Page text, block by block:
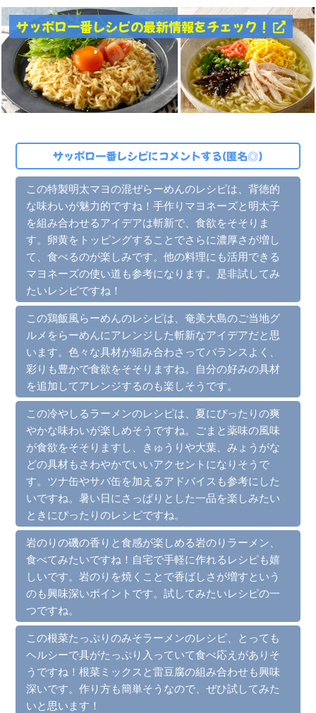
サッポロ一番レシピの最新情報をチェック！
サッポロ一番レシピにコメントする(匿名◎)
この特製明太マヨの混ぜらーめんのレシピは、背徳的
な味わいが魅力的ですね！手作りマヨネーズと明太子
を組み合わせるアイデアは斬新で、食欲をそそりま
す。卵黄をトッピングすることでさらに濃厚さが増し
て、食べるのが楽しみです。他の料理にも活用できる
マヨネーズの使い道も参考になります。是非試してみ
たいレシピですね！
この鶏飯風らーめんのレシピは、奄美大島のご当地グ
ルメをらーめんにアレンジした斬新なアイデアだと思
います。色々な具材が組み合わさってバランスよく、
彩りも豊かで食欲をそそりますね。自分の好みの具材
を追加してアレンジするのも楽しそうです。
この冷やしるラーメンのレシピは、夏にぴったりの爽
やかな味わいが楽しめそうですね。ごまと薬味の風味
が食欲をそそりますし、きゅうりや大葉、みょうがな
どの具材もさわやかでいいアクセントになりそうで
す。ツナ缶やサバ缶を加えるアドバイスも参考にした
いですね。暑い日にさっぱりとした一品を楽しみたい
ときにぴったりのレシピですね。
岩のりの磯の香りと食感が楽しめる岩のりラーメン、
食べてみたいですね！自宅で手軽に作れるレシピも嬉
しいです。岩のりを焼くことで香ばしさが増すという
のも興味深いポイントです。試してみたいレシピの一
つですね。
この根菜たっぷりのみそラーメンのレシピ、とっても
ヘルシーで具がたっぷり入っていて食べ応えがありそ
うですね！根菜ミックスと雷豆腐の組み合わせも興味
深いです。作り方も簡単そうなので、ぜひ試してみた
いと思います！